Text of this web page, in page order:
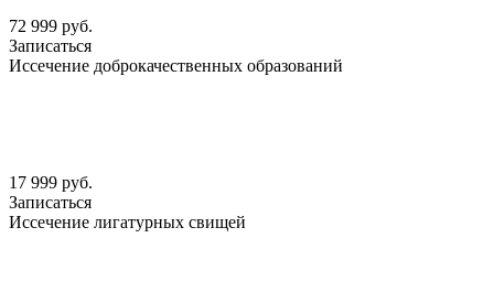
72 999 руб.
Записаться
Иссечение доброкачественных образований
17 999 руб.
Записаться
Иссечение лигатурных свищей